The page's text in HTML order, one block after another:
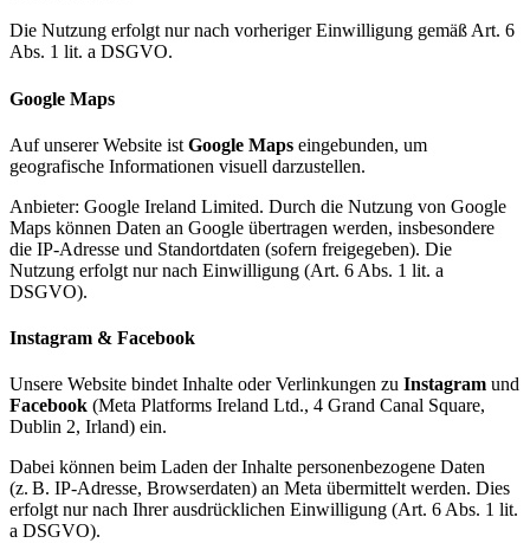
Die Nutzung erfolgt nur nach vorheriger Einwilligung gemäß Art. 6
Abs. 1 lit. a DSGVO.
Google Maps
Auf unserer Website ist Google Maps eingebunden, um
geografische Informationen visuell darzustellen.
Anbieter: Google Ireland Limited. Durch die Nutzung von Google
Maps können Daten an Google übertragen werden, insbesondere
die IP-Adresse und Standortdaten (sofern freigegeben). Die
Nutzung erfolgt nur nach Einwilligung (Art. 6 Abs. 1 lit. a
DSGVO).
Instagram & Facebook
Unsere Website bindet Inhalte oder Verlinkungen zu Instagram und
Facebook (Meta Platforms Ireland Ltd., 4 Grand Canal Square,
Dublin 2, Irland) ein.
Dabei können beim Laden der Inhalte personenbezogene Daten
(z. B. IP-Adresse, Browserdaten) an Meta übermittelt werden. Dies
erfolgt nur nach Ihrer ausdrücklichen Einwilligung (Art. 6 Abs. 1 lit.
a DSGVO).